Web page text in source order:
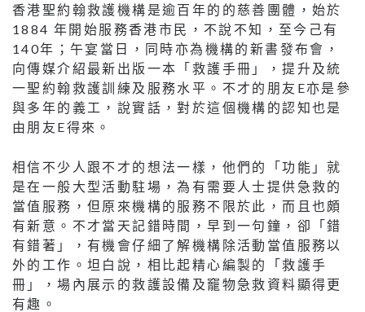
香港聖約翰救護機構是逾百年的的慈善團體，始於
1884 年開始服務香港市民，不說不知，至今己有
140年；午宴當日，同時亦為機構的新書發布會，
向傳媒介紹最新出版一本「救護手冊」，提升及統
一聖約翰救護訓練及服務水平。不才的朋友E亦是參
與多年的義工，說實話，對於這個機構的認知也是
由朋友E得來。
相信不少人跟不才的想法一樣，他們的「功能」就
是在一般大型活動駐場，為有需要人士提供急救的
當值服務，但原來機構的服務不限於此，而且也頗
有新意。不才當天記錯時間，早到一句鐘，卻「錯
有錯著」，有機會仔細了解機構除活動當值服務以
外的工作。坦白說，相比起精心編製的「救護手
冊」，場內展示的救護設備及竉物急救資料顯得更
有趣。